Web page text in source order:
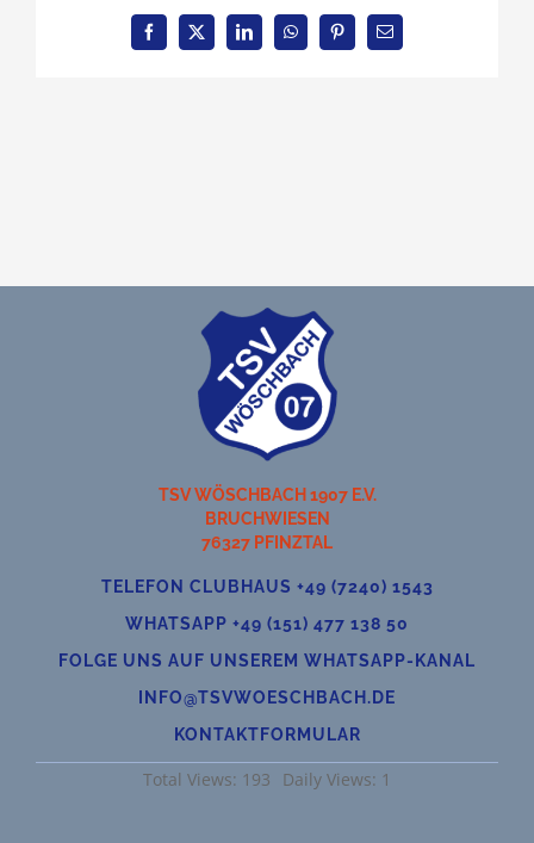
Facebook
X LinkedInWhatsAppPinterest
E-
Mail
TSV WÖSCHBACH 1907 E.V.
BRUCHWIESEN
76327 PFINZTAL
TELEFON CLUBHAUS +49 (7240) 1543
WHATSAPP +49 (151) 477 138 50
FOLGE UNS AUF UNSEREM WHATSAPP-KANAL
INFO@TSVWOESCHBACH.DE
KONTAKTFORMULAR
Total Views: 193 Daily Views: 1